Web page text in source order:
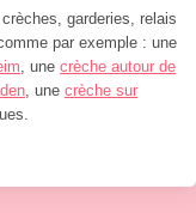
garderies, relais
par exemple : une
, une crèche autour de
, une crèche sur